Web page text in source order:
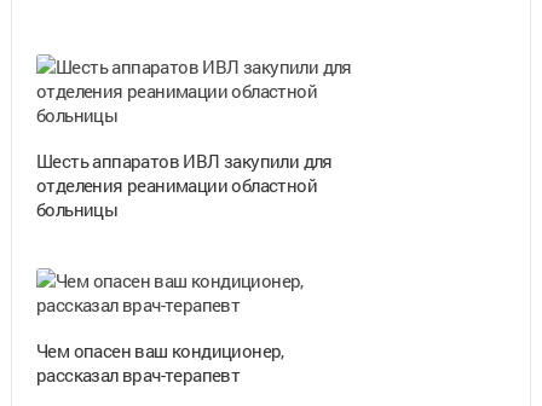
Шесть аппаратов ИВЛ закупили для
отделения реанимации областной
больницы
Чем опасен ваш кондиционер,
рассказал врач-терапевт